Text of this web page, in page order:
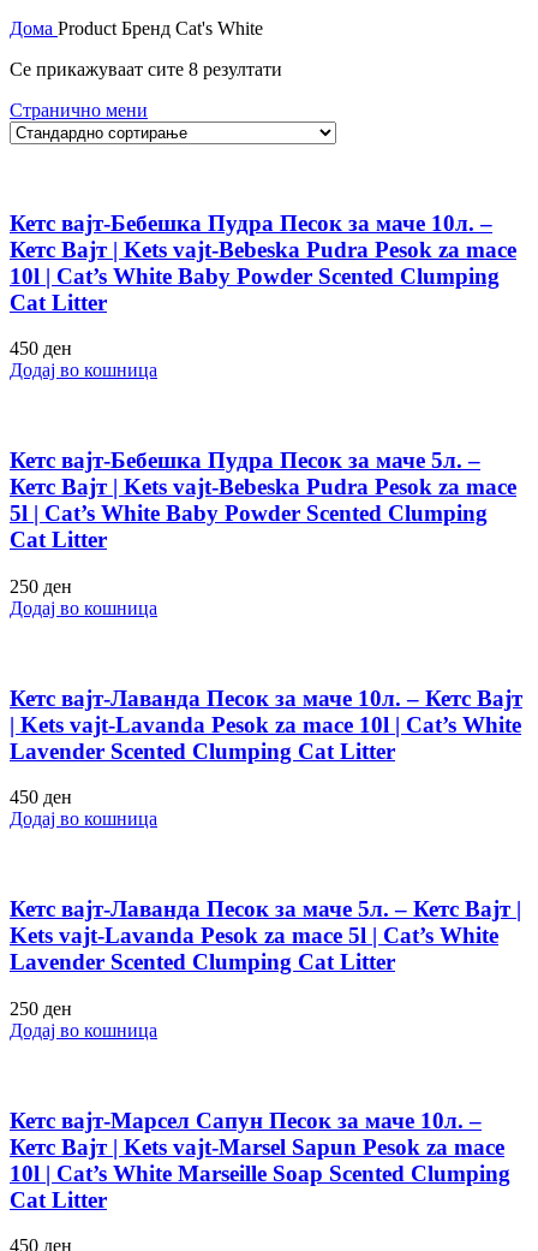
Дома Product Бренд Cat's White
Се прикажуваат сите 8 резултати
Странично мени
Кетс вајт-Бебешка Пудра Песок за маче 10л. –
Кетс Вајт | Kets vajt-Bebeska Pudra Pesok za mace
10l | Cat’s White Baby Powder Scented Clumping
Cat Litter
450 ден
Додај во кошница
Кетс вајт-Бебешка Пудра Песок за маче 5л. –
Кетс Вајт | Kets vajt-Bebeska Pudra Pesok za mace
5l | Cat’s White Baby Powder Scented Clumping
Cat Litter
250 ден
Додај во кошница
Кетс вајт-Лаванда Песок за маче 10л. – Кетс Вајт
| Kets vajt-Lavanda Pesok za mace 10l | Cat’s White
Lavender Scented Clumping Cat Litter
450 ден
Додај во кошница
Кетс вајт-Лаванда Песок за маче 5л. – Кетс Вајт |
Kets vajt-Lavanda Pesok za mace 5l | Cat’s White
Lavender Scented Clumping Cat Litter
250 ден
Додај во кошница
Кетс вајт-Марсел Сапун Песок за маче 10л. –
Кетс Вајт | Kets vajt-Marsel Sapun Pesok za mace
10l | Cat’s White Marseille Soap Scented Clumping
Cat Litter
450 ден